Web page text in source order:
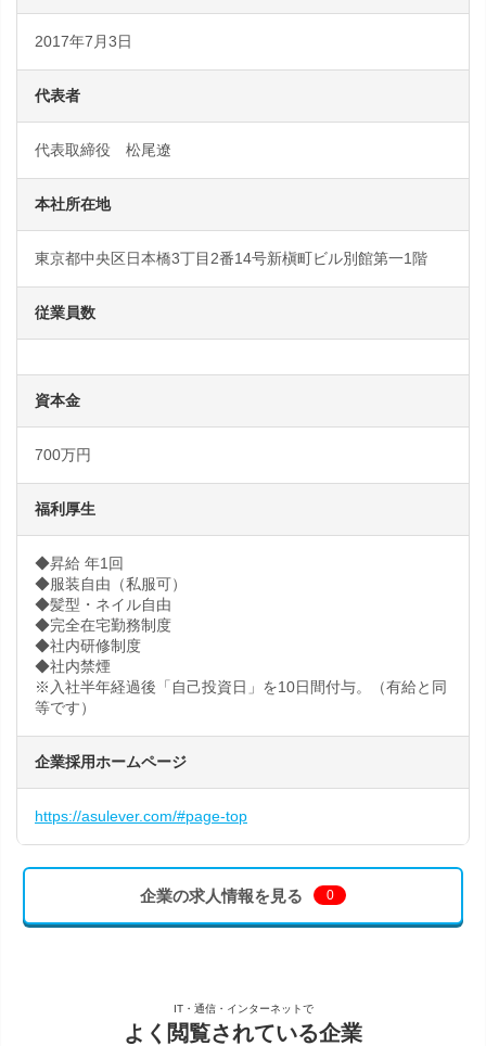
2017年7月3日
代表者
代表取締役 松尾遼
本社所在地
東京都中央区日本橋3丁目2番14号新槇町ビル別館第一1階
従業員数
資本金
700万円
福利厚生
◆昇給 年1回
◆服装自由（私服可）
◆髪型・ネイル自由
◆完全在宅勤務制度
◆社内研修制度
◆社内禁煙
※入社半年経過後「自己投資日」を10日間付与。（有給と同
等です）
企業採用ホームページ
https://asulever.com/#page-top
企業の求人情報を見る 0
IT・通信・インターネットで
よく閲覧されている企業